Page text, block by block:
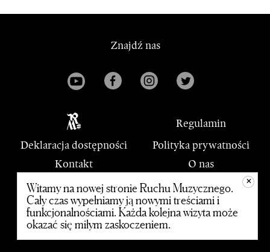
Znajdź nas
Regulamin
Deklaracja dostępności
Polityka prywatności
Kontakt
O nas
PWM
© 2020 Polskie Wydawnictwo Muzyczne
+
Witamy na nowej stronie Ruchu Muzycznego.
Cały czas wypełniamy ją nowymi treściami i
funkcjonalnościami. Każda kolejna wizyta może
okazać się miłym zaskoczeniem.